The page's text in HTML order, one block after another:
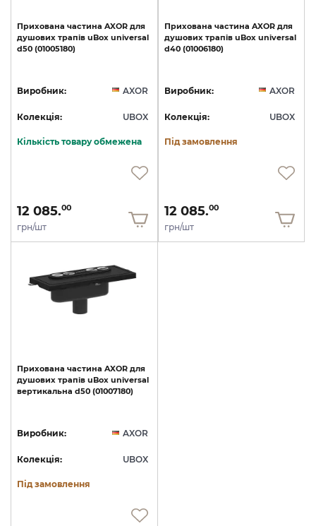
Прихована частина AXOR для
душових трапів uBox universal
d50 (01005180)
Виробник: AXOR
Колекція: UBOX
Кількість товару обмежена
12 085.00
грн/шт
Прихована частина AXOR для
душових трапів uBox universal
d40 (01006180)
Виробник: AXOR
Колекція: UBOX
Під замовлення
12 085.00
грн/шт
Прихована частина AXOR для
душових трапів uBox universal
вертикальна d50 (01007180)
Виробник: AXOR
Колекція: UBOX
Під замовлення